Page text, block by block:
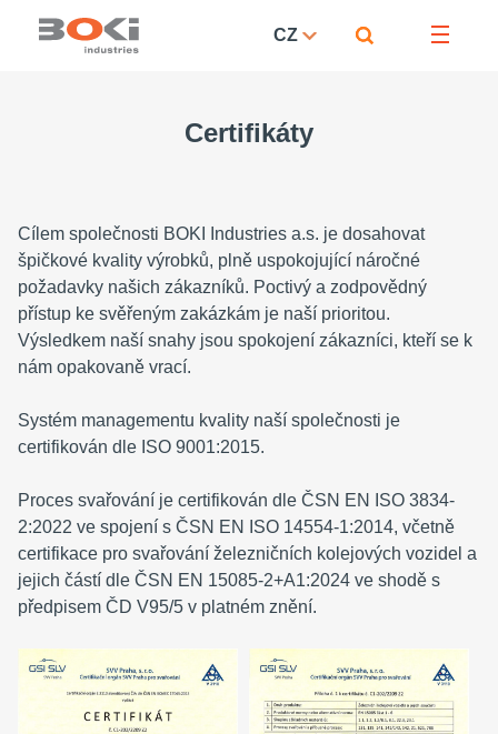
CZ
Certifikáty
Cílem společnosti BOKI Industries a.s. je dosahovat
špičkové kvality výrobků, plně uspokojující náročné
požadavky našich zákazníků. Poctivý a zodpovědný
přístup ke svěřeným zakázkám je naší prioritou.
Výsledkem naší snahy jsou spokojení zákazníci, kteří se k
nám opakovaně vrací.
Systém managementu kvality naší společnosti je
certifikován dle ISO 9001:2015.
Proces svařování je certifikován dle ČSN EN ISO 3834-
2:2022 ve spojení s ČSN EN ISO 14554-1:2014, včetně
certifikace pro svařování železničních kolejových vozidel a
jejich částí dle ČSN EN 15085-2+A1:2024 ve shodě s
předpisem ČD V95/5 v platném znění.